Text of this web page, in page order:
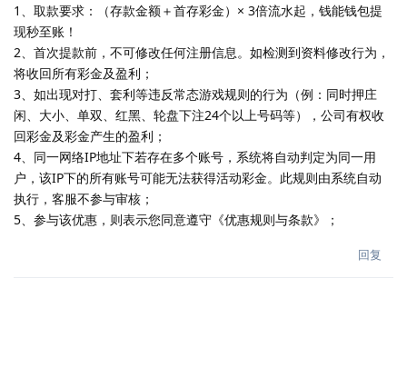
1、取款要求：（存款金额＋首存彩金）× 3倍流水起，钱能钱包提
现秒至账！
2、首次提款前，不可修改任何注册信息。如检测到资料修改行为，
将收回所有彩金及盈利；
3、如出现对打、套利等违反常态游戏规则的行为（例：同时押庄
闲、大小、单双、红黑、轮盘下注24个以上号码等），公司有权收
回彩金及彩金产生的盈利；
4、同一网络IP地址下若存在多个账号，系统将自动判定为同一用
户，该IP下的所有账号可能无法获得活动彩金。此规则由系统自动
执行，客服不参与审核；
5、参与该优惠，则表示您同意遵守《优惠规则与条款》；
回复